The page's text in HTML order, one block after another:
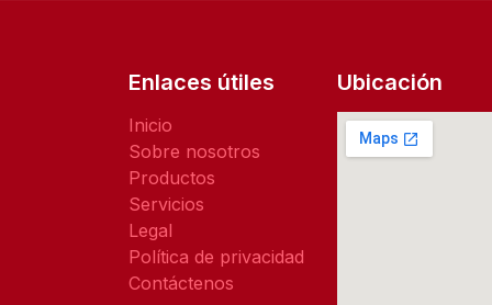
Enlaces útiles
Inicio
Sobre nosotros
Productos
Servicios
Legal
Política de privacidad
Contáctenos
Ubicación